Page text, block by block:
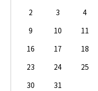
2
3 4
9
10 11
16
17 18
23
24 25
30
31